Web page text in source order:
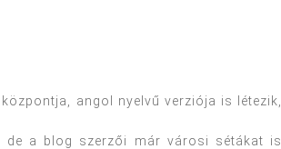
angol nyelvű verziója is létezik,
de a blog szerzői már városi sétákat is